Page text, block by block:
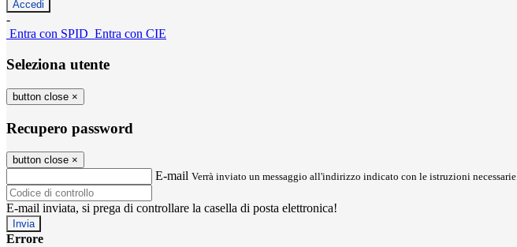
-
Entra con SPID Entra con CIE
Seleziona utente
button close ×
Recupero password
button close ×
E-mail Verrà inviato un messaggio all'indirizzo indicato con le istruzioni
E-mail inviata, si prega di controllare la casella di posta elettronica!
Errore